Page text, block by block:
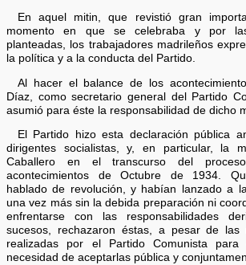
En aquel mitin, que revistió gran
momento en que se celebraba y por
planteadas, los trabajadores madrileños
la política y a la conducta del Partido.
Al hacer el balance de los
Díaz, como secretario general del Partido
asumió para éste la responsabilidad de dicho
El Partido hizo esta declaración pública
dirigentes socialistas, y, en particular, la
Caballero en el transcurso del
acontecimientos de Octubre de 1934.
hablado de revolución, y habían lanzado a
una vez más sin la debida preparación ni
enfrentarse con las responsabilidades
sucesos, rechazaron éstas, a pesar de las
realizadas por el Partido Comunista para
necesidad de aceptarlas pública y